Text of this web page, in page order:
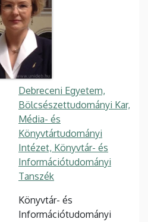
Debreceni Egyetem,
Bölcsészettudományi Kar,
Média- és
Könyvtártudományi
Intézet, Könyvtár- és
Információtudományi
Tanszék
Könyvtár- és
Információtudományi